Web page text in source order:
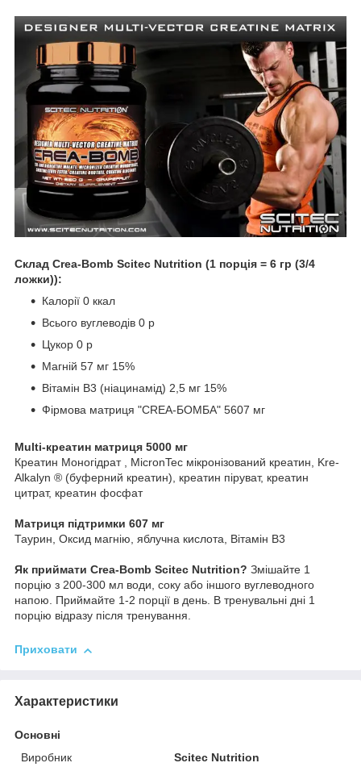
Склад Crea-Bomb Scitec Nutrition (1 порція = 6 гр (3/4
ложки)):
Калорії 0 ккал
Всього вуглеводів 0 р
Цукор 0 р
Магній 57 мг 15%
Вітамін В3 (ніацинамід) 2,5 мг 15%
Фірмова матриця "CREA-БОМБА" 5607 мг
Multi-креатин матриця 5000 мг
Креатин Моногідрат , MicronTec мікронізований креатин, Kre-
Alkalyn ® (буферний креатин), креатин піруват, креатин
цитрат, креатин фосфат
Матриця підтримки 607 мг
Таурин, Оксид магнію, яблучна кислота, Вітамін В3
Як приймати Crea-Bomb Scitec Nutrition? Змішайте 1
порцію з 200-300 мл води, соку або іншого вуглеводного
напою. Приймайте 1-2 порції в день. В тренувальні дні 1
порцію відразу після тренування.
Приховати
Характеристики
Основні
Виробник
Scitec Nutrition